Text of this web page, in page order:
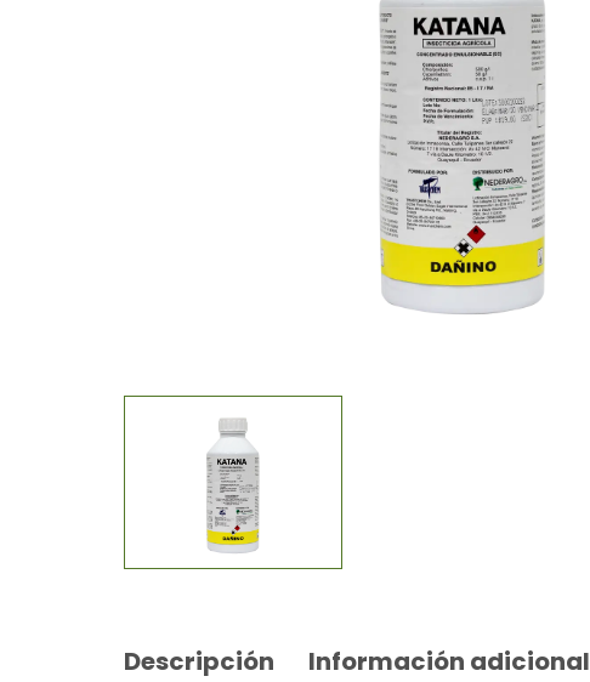
Descripción Información adicional